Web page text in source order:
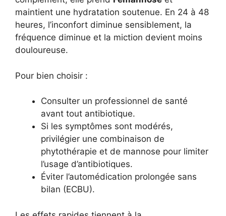
maintient une hydratation soutenue. En 24 à 48
heures, l’inconfort diminue sensiblement, la
fréquence diminue et la miction devient moins
douloureuse.
Pour bien choisir :
Consulter un professionnel de santé
avant tout antibiotique.
Si les symptômes sont modérés,
privilégier une combinaison de
phytothérapie et de mannose pour limiter
l’usage d’antibiotiques.
Éviter l’automédication prolongée sans
bilan (ECBU).